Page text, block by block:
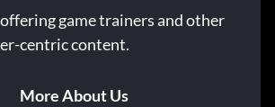
game trainers and other
centric content.
More About Us